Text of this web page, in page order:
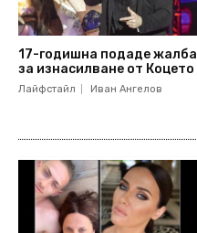
17-годишна подаде жалба
за изнасилване от Коцето
Лайфстайл Иван Ангелов